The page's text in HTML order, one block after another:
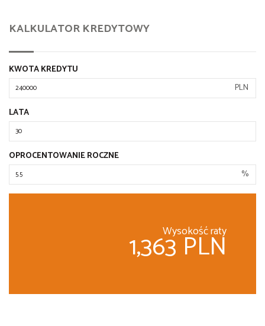
KALKULATOR KREDYTOWY
KWOTA KREDYTU
PLN
LATA
OPROCENTOWANIE ROCZNE
%
Wysokość raty
1,363 PLN